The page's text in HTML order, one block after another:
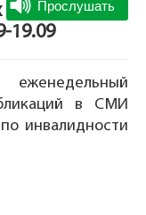
19.09
еженедельный
в СМИ
инвалидности